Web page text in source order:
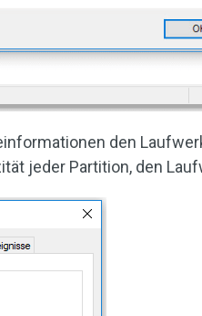
den
jeder Partition, den